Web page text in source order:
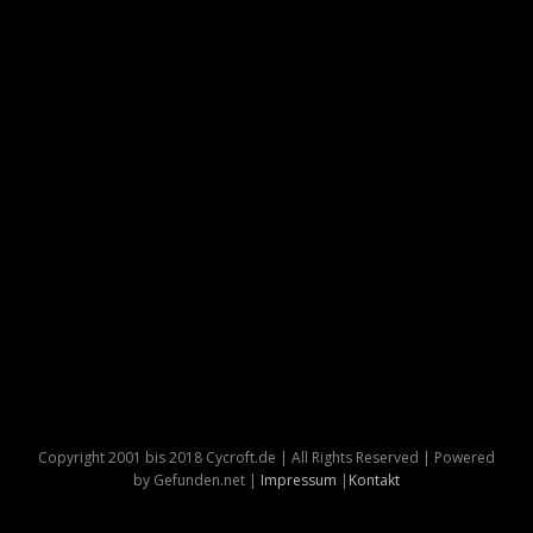
Copyright 2001 bis 2018 Cycroft.de | All Rights Reserved | Powered
by Gefunden.net | Impressum | Kontakt